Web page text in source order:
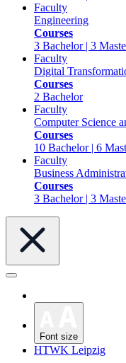
Faculty
Engineering
Courses
3 Bachelor | 3
Faculty
Digital
Courses
2 Bachelor
Faculty
Computer Science
Courses
10 Bachelor | 6
Faculty
Business
Courses
3 Bachelor | 3
Font size
HTWK Leipzig